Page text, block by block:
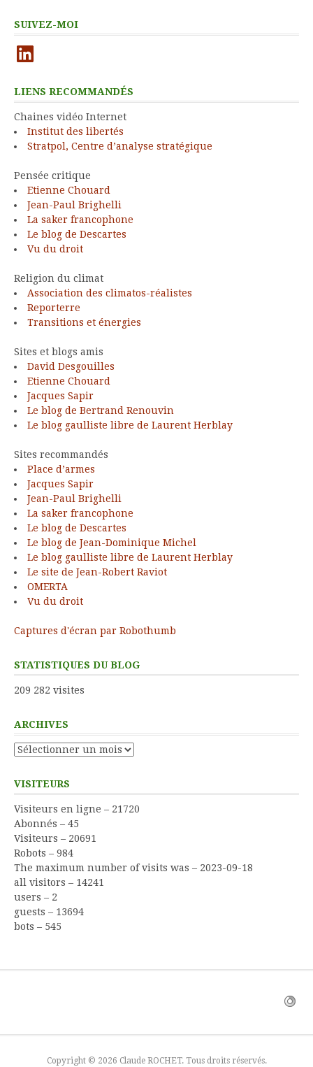
SUIVEZ-MOI
LinkedIn
LIENS RECOMMANDÉS
Chaines vidéo Internet
Institut des libertés
Stratpol, Centre d’analyse stratégique
Pensée critique
Etienne Chouard
Jean-Paul Brighelli
La saker francophone
Le blog de Descartes
Vu du droit
Religion du climat
Association des climatos-réalistes
Reporterre
Transitions et énergies
Sites et blogs amis
David Desgouilles
Etienne Chouard
Jacques Sapir
Le blog de Bertrand Renouvin
Le blog gaulliste libre de Laurent Herblay
Sites recommandés
Place d’armes
Jacques Sapir
Jean-Paul Brighelli
La saker francophone
Le blog de Descartes
Le blog de Jean-Dominique Michel
Le blog gaulliste libre de Laurent Herblay
Le site de Jean-Robert Raviot
OMERTA
Vu du droit
Captures d'écran par Robothumb
STATISTIQUES DU BLOG
209 282 visites
ARCHIVES
Archives
VISITEURS
Visiteurs en ligne – 21720
Abonnés – 45
Visiteurs – 20691
Robots – 984
The maximum number of visits was – 2023-09-18
all visitors – 14241
users – 2
guests – 13694
bots – 545
Copyright © 2026 Claude ROCHET. Tous droits réservés.